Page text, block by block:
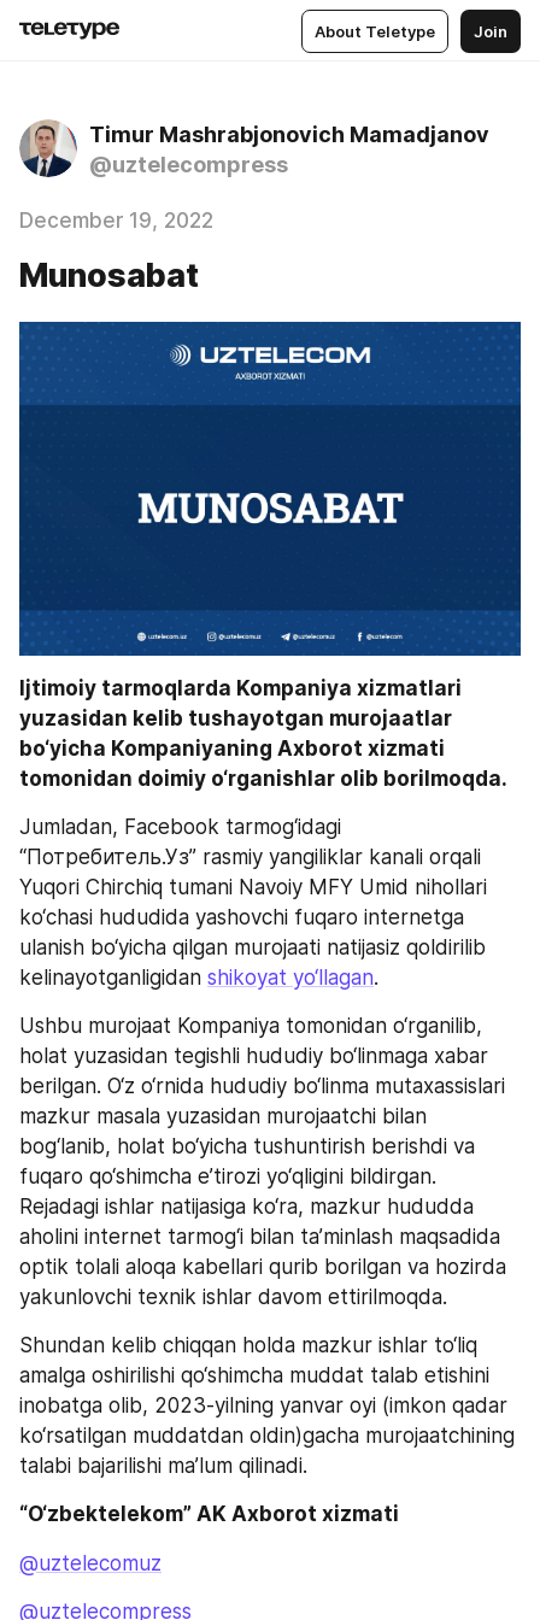
About Teletype Join
Timur Mashrabjonovich Mamadjanov
@uztelecompress
December 19, 2022
Munosabat
Ijtimoiy tarmoqlarda Kompaniya xizmatlari
yuzasidan kelib tushayotgan murojaatlar
bo‘yicha Kompaniyaning Axborot xizmati
tomonidan doimiy o‘rganishlar olib borilmoqda.
Jumladan, Facebook tarmog‘idagi
“Потребитель.Уз” rasmiy yangiliklar kanali orqali
Yuqori Chirchiq tumani Navoiy MFY Umid nihollari
ko‘chasi hududida yashovchi fuqaro internetga
ulanish bo‘yicha qilgan murojaati natijasiz qoldirilib
kelinayotganligidan shikoyat yo‘llagan.
Ushbu murojaat Kompaniya tomonidan o‘rganilib,
holat yuzasidan tegishli hududiy bo‘linmaga xabar
berilgan. O‘z o‘rnida hududiy bo‘linma mutaxassislari
mazkur masala yuzasidan murojaatchi bilan
bog‘lanib, holat bo‘yicha tushuntirish berishdi va
fuqaro qo‘shimcha e’tirozi yo‘qligini bildirgan.
Rejadagi ishlar natijasiga ko‘ra, mazkur hududda
aholini internet tarmog‘i bilan ta’minlash maqsadida
optik tolali aloqa kabellari qurib borilgan va hozirda
yakunlovchi texnik ishlar davom ettirilmoqda.
Shundan kelib chiqqan holda mazkur ishlar to‘liq
amalga oshirilishi qo‘shimcha muddat talab etishini
inobatga olib, 2023-yilning yanvar oyi (imkon qadar
ko‘rsatilgan muddatdan oldin)gacha murojaatchining
talabi bajarilishi ma’lum qilinadi.
“O‘zbektelekom” AK Axborot xizmati
@uztelecomuz
@uztelecompress